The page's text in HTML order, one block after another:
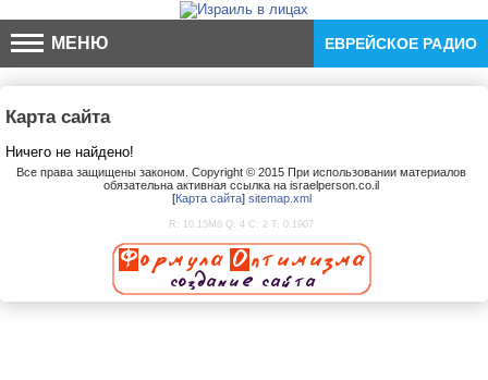
МЕНЮ ЕВРЕЙСКОЕ РАДИО
Карта сайта
Ничего не найдено!
Все права защищены законом. Copyright © 2015 При использовании материалов
обязательна активная ссылка на israelperson.co.il
[Карта сайта] sitemap.xml
R: 10.15Мб Q: 4 C: 2 T: 0.1907